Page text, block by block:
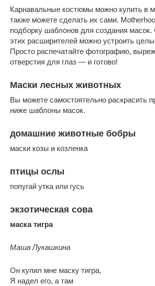
Карнавальные костюмы можно купить в
также можете сделать их сами.
подборку шаблонов для создания
этих расширителей можно устроить
Просто распечатайте фотографию,
отверстия для глаз — и готово!
Маски лесных животных
Вы можете самостоятельно раскрасить
ниже шаблоны масок.
домашние животные бобры
маски козы и козленка
птицы ослы
попугай утка или гусь
экзотическая сова
маска тигра
Маша Лукашкина
Он купил мне маску тигра,
Я надел его, а там